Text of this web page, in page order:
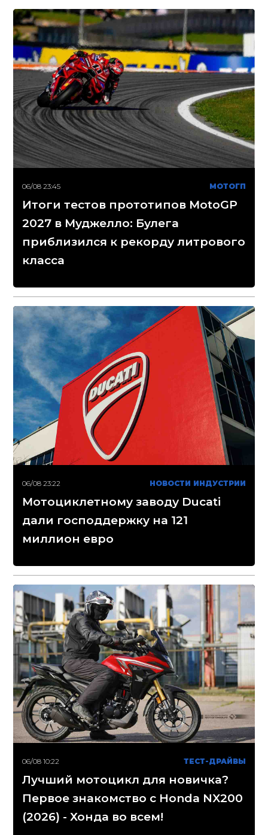
06/08 23:45 МОТОГП
Итоги тестов прототипов MotoGP
2027 в Муджелло: Булега
приблизился к рекорду литрового
класса
06/08 23:22 НОВОСТИ ИНДУСТРИИ
Мотоциклетному заводу Ducati
дали господдержку на 121
миллион евро
06/08 10:22 ТЕСТ-ДРАЙВЫ
Лучший мотоцикл для новичка?
Первое знакомство с Honda NX200
(2026) - Хонда во всем!